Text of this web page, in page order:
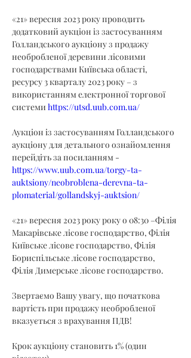
«21» вересня 2023 року проводить
додатковий аукціон із застосуванням
Голландського аукціону з продажу
необробленої деревини лісовими
господарствами Київська області,
ресурсу 3 кварталу 2023 року – з
використанням електронної торгової
системи https://utsd.uub.com.ua/
Аукціон із застосуванням Голландського
аукціону для детального ознайомлення
перейдіть за посиланням -
https://www.uub.com.ua/torgy-ta-
auktsiony/neobroblena-derevna-ta-
plomaterial/gollandskyj-auktsion/
«21» вересня 2023 року року о 08:30 –Філія
Макарівське лісове господарство, Філія
Київське лісове господарство, Філія
Бориспільське лісове господарство,
Філія Димерське лісове господарство.
Звертаємо Вашу увагу, що початкова
вартість при продажу необробленої
вказується з врахування ПДВ!
Крок аукціону становить 1% (один